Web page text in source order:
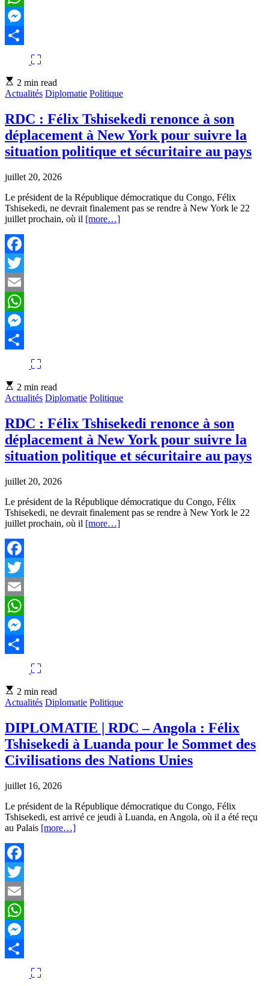
WhatsApp
Messenger
Partager
Estimated
read
2 min read
Actualités Diplomatie Politique
RDC : Félix Tshisekedi renonce à son
déplacement à New York pour suivre la
situation politique et sécuritaire au pays
juillet 20, 2026
Le président de la République démocratique du Congo, Félix
Tshisekedi, ne devrait finalement pas se rendre à New York le 22
juillet prochain, où il [more…]
Facebook
Twitter
Email
WhatsApp
Messenger
Partager
Estimated
read
2 min read
Actualités Diplomatie Politique
RDC : Félix Tshisekedi renonce à son
déplacement à New York pour suivre la
situation politique et sécuritaire au pays
juillet 20, 2026
Le président de la République démocratique du Congo, Félix
Tshisekedi, ne devrait finalement pas se rendre à New York le 22
juillet prochain, où il [more…]
Facebook
Twitter
Email
WhatsApp
Messenger
Partager
Estimated
read
2 min read
Actualités Diplomatie Politique
DIPLOMATIE | RDC – Angola : Félix
Tshisekedi à Luanda pour le Sommet des
Civilisations des Nations Unies
juillet 16, 2026
Le président de la République démocratique du Congo, Félix
Tshisekedi, est arrivé ce jeudi à Luanda, en Angola, où il a été reçu
au Palais [more…]
Facebook
Twitter
Email
WhatsApp
Messenger
Partager